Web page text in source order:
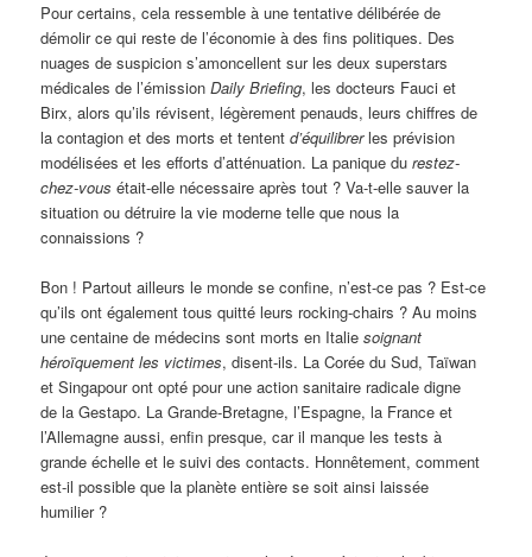
Pour certains, cela ressemble à une tentative délibérée de
démolir ce qui reste de l’économie à des fins politiques. Des
nuages ​​de suspicion s’amoncellent sur les deux superstars
médicales de l’émissionDaily Briefing, les docteurs Fauci et
Birx, alors qu’ils révisent, légèrement penauds, leurs chiffres de
la contagion et des morts et tententd’équilibrerles prévision
modélisées et les efforts d’atténuation. La panique durestez-
chez-vous était-elle nécessaire après tout ? Va-t-elle sauver la
situation ou détruire la vie moderne telle que nous la
connaissions ?
Bon ! Partout ailleurs le monde se confine, n’est-ce pas ? Est-ce
qu’ils ont également tous quitté leurs rocking-chairs ? Au moins
une centaine de médecins sont morts en Italie soignant
héroïquement les victimes, disent-ils. La Corée du Sud, Taïwan
et Singapour ont opté pour une action sanitaire radicale digne
de la Gestapo. La Grande-Bretagne, l’Espagne, la France et
l’Allemagne aussi, enfin presque, car il manque les tests à
grande échelle et le suivi des contacts. Honnêtement, comment
est-il possible que la planète entière se soit ainsi laissée
humilier ?